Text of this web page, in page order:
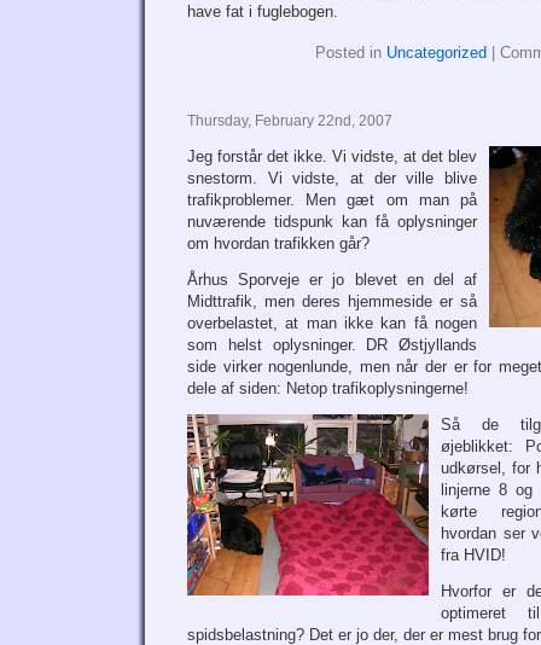
have fat i fuglebogen.
Posted in Uncategorized
Thursday, February 22nd, 2007
Jeg forstår det ikke. Vi vidste, at det blev
snestorm. Vi vidste, at der ville blive
trafikproblemer. Men gæt om man på
nuværende tidspunk kan få oplysninger
om hvordan trafikken går?
Århus Sporveje er jo blevet en del af
Midttrafik, men deres hjemmeside er så
overbelastet, at man ikke kan få nogen
som helst oplysninger. DR Østjyllands
side virker nogenlunde, men når der er for
dele af siden: Netop trafikoplysningerne!
Så de
øjeblikket:
udkørsel, for
linjerne 8
kørte
hvordan ser
fra HVID!
Hvorfor er
optimeret
spidsbelastning? Det er jo der, der er mest brug